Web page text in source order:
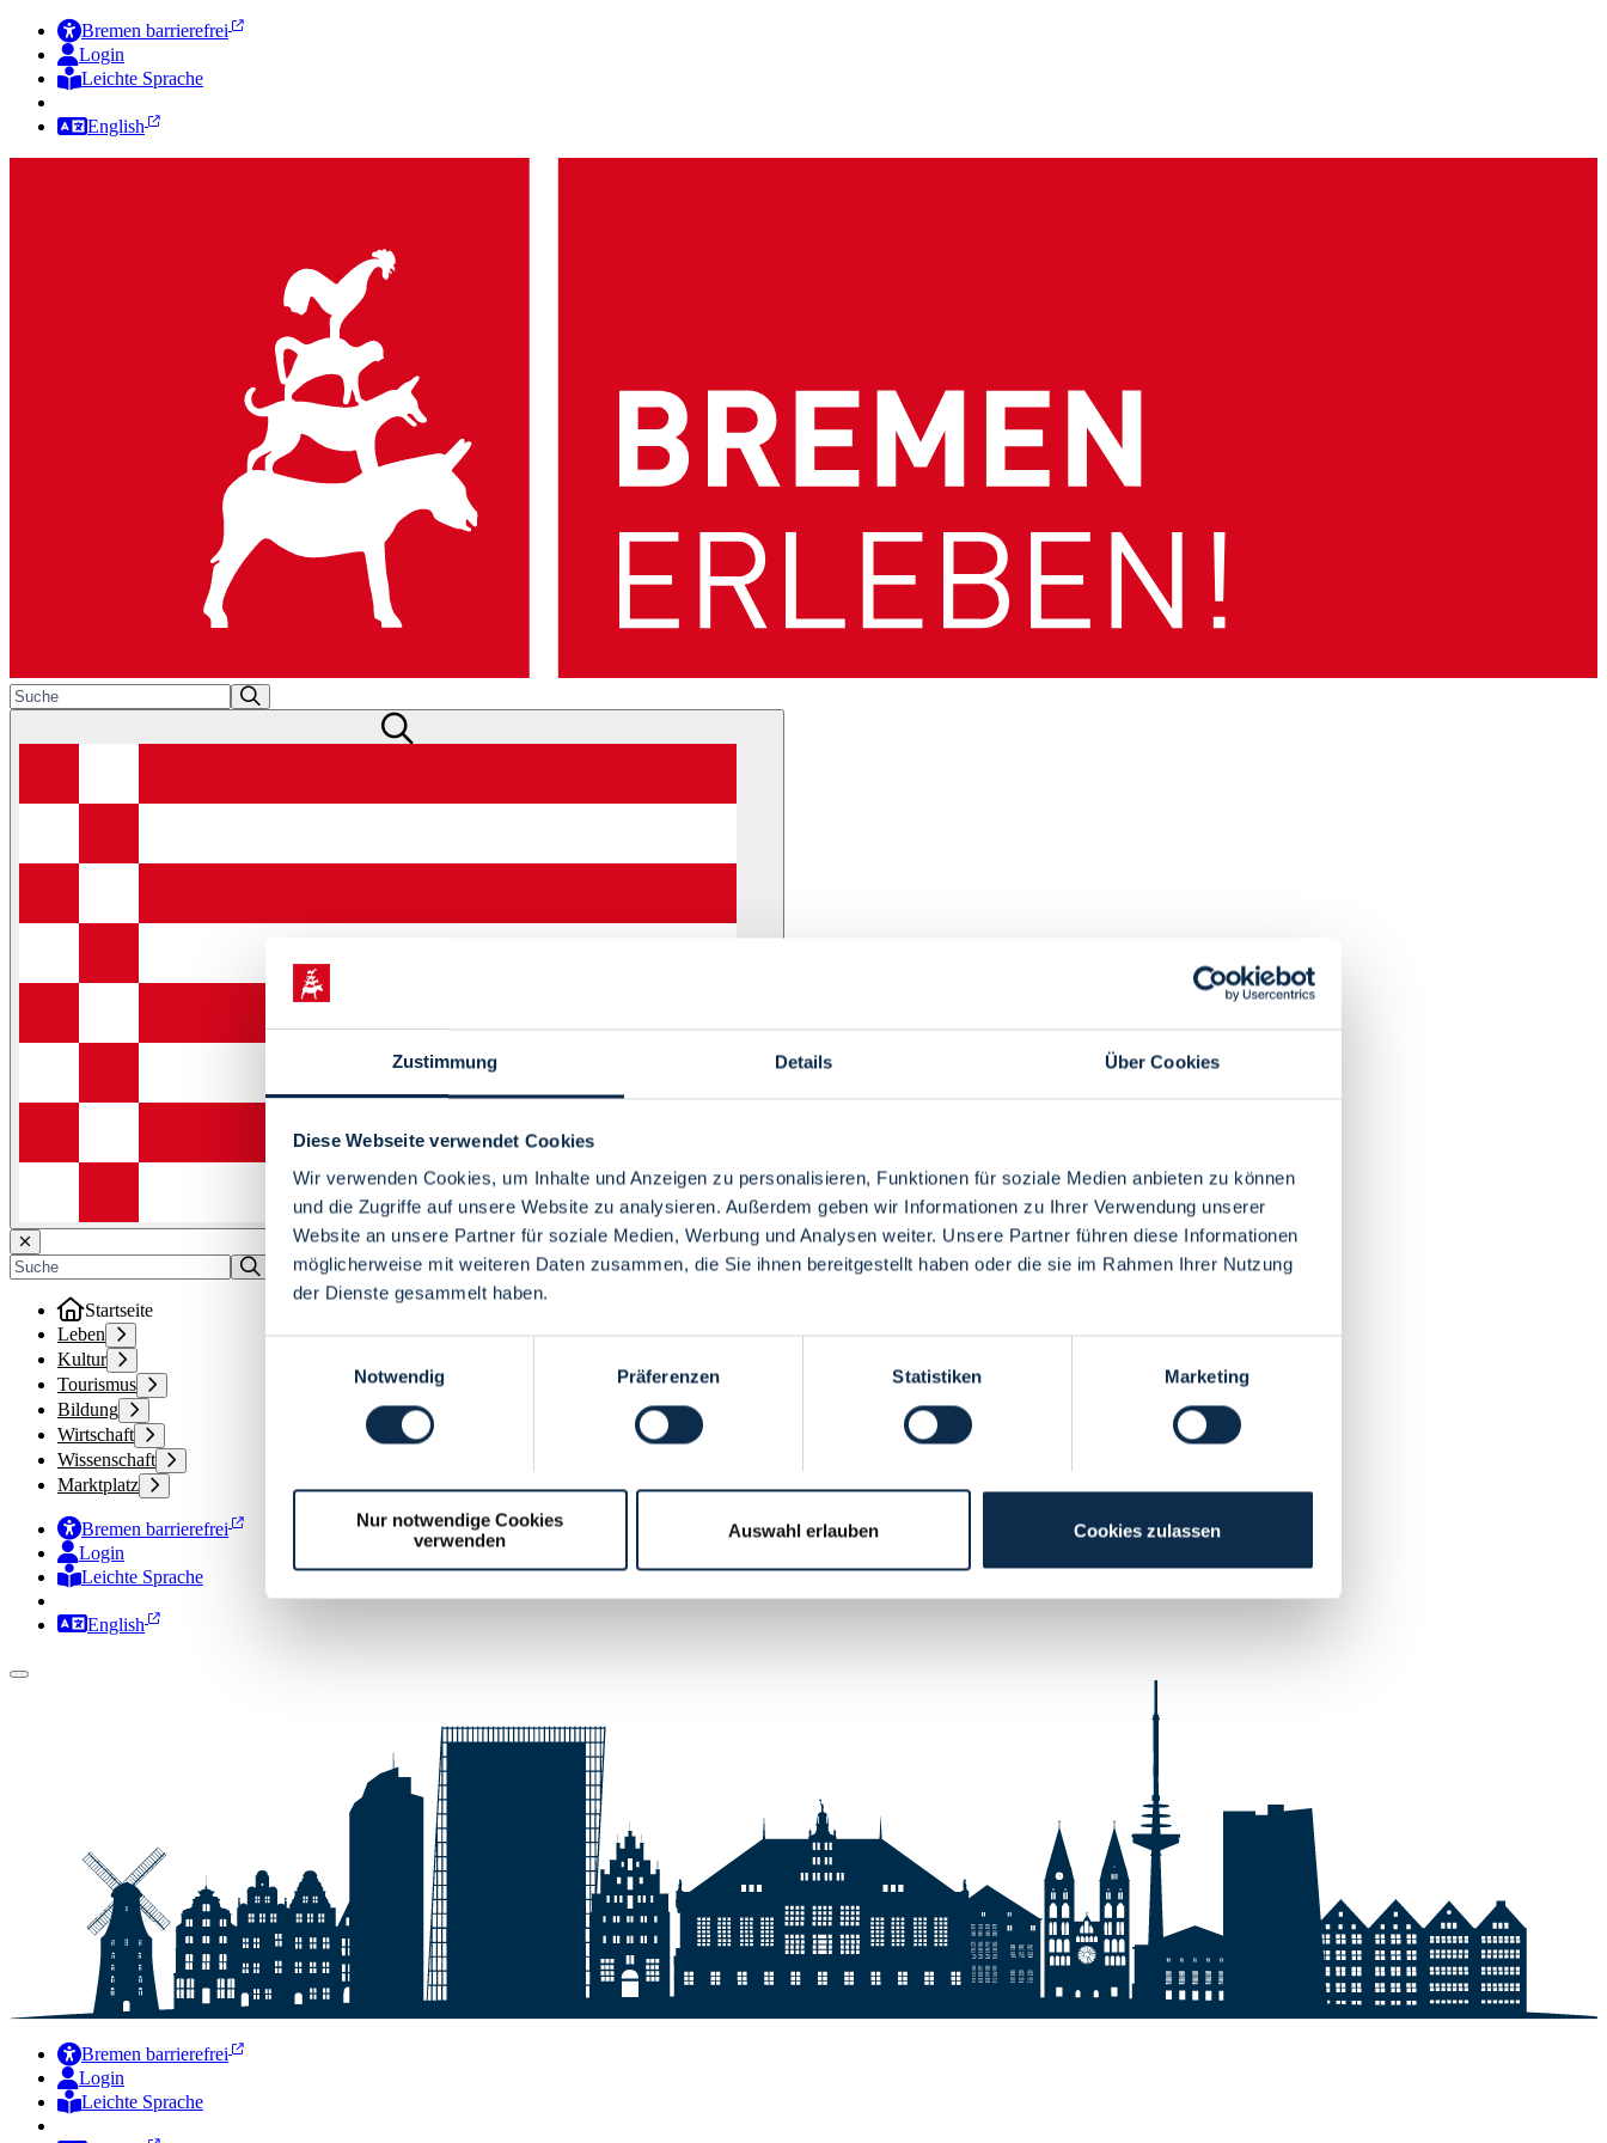
Zustimmung Details Über Cookies
Diese Webseite verwendet Cookies
Wir verwenden Cookies, um Inhalte und Anzeigen zu personalisieren, Funktionen für soziale Medien anbieten zu können
und die Zugriffe auf unsere Website zu analysieren. Außerdem geben wir Informationen zu Ihrer Verwendung unserer
Website an unsere Partner für soziale Medien, Werbung und Analysen weiter. Unsere Partner führen diese Informationen
möglicherweise mit weiteren Daten zusammen, die Sie ihnen bereitgestellt haben oder die sie im Rahmen Ihrer Nutzung
der Dienste gesammelt haben.
Notwendig
Präferenzen Statistiken Marketing
Nur notwendige Cookies
verwenden
Auswahl erlauben Cookies zulassen
Bremen barrierefrei
Login
Leichte Sprache
English
Menü
Startseite
Leben
Kultur
Tourismus
Bildung
Wirtschaft
Wissenschaft
Marktplatz
Bremen barrierefrei
Login
Leichte Sprache
Zur Deutschen Gebärdensprache
English
Bremen barrierefrei
Login
Leichte Sprache